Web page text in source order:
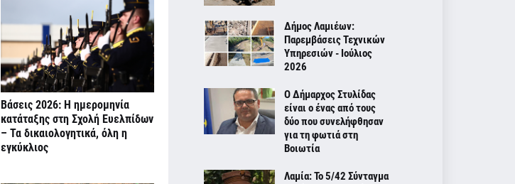
Βάσεις 2026: Η ημερομηνία
κατάταξης στη Σχολή Ευελπίδων
– Τα δικαιολογητικά, όλη η
εγκύκλιος
Δήμος Λαμιέων:
Παρεμβάσεις Τεχνικών
Υπηρεσιών - Ιούλιος
2026
Ο Δήμαρχος Στυλίδας
είναι ο ένας από τους
δύο που συνελήφθησαν
για τη φωτιά στη
Βοιωτία
Λαμία: Το 5/42 Σύνταγμα